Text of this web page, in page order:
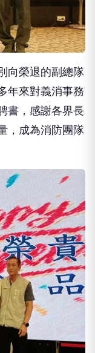
向榮退的副總隊
年來對義消事務
書，感謝各界長
，成為消防團隊